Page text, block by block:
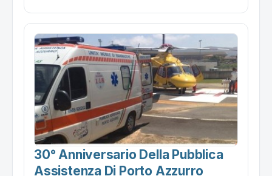
30° Anniversario Della Pubblica
Assistenza Di Porto Azzurro